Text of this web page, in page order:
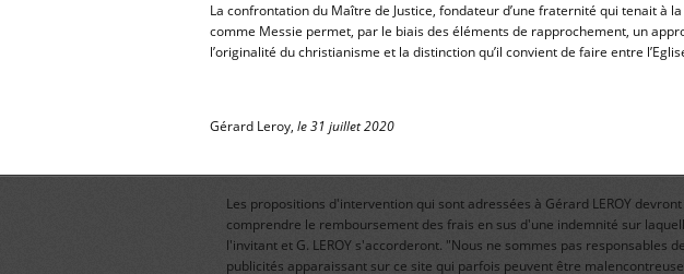
La confrontation du Maître de Justice, fondateur d’une fraternité qui tenait à
comme Messie permet, par le biais des éléments de rapprochement, un
l’originalité du christianisme et la distinction qu’il convient de faire entre
Gérard Leroy, le 31 juillet 2020
Les propositions d'intervention qui sont adressées à Gérard LEROY devront
comprendre le remboursement des frais en sus d'une indemnité sur
l'invitant et G. LEROY s'accorderont. "Nous ne sommes pas responsables
publicités apparaissant sur ce site qui parfois peuvent être